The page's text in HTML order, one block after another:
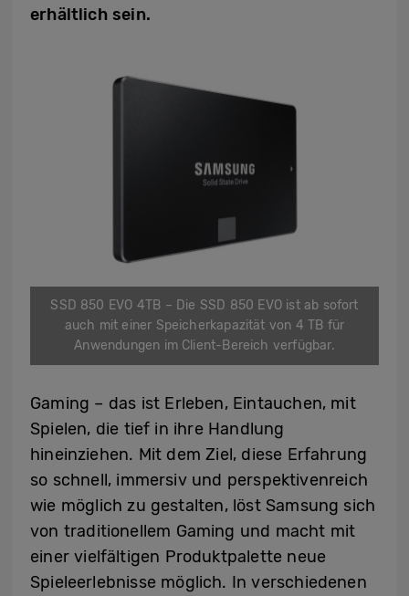
erhältlich sein.
SSD 850 EVO 4TB – Die SSD 850 EVO ist ab sofort
auch mit einer Speicherkapazität von 4 TB für
Anwendungen im Client-Bereich verfügbar.
Gaming – das ist Erleben, Eintauchen, mit
Spielen, die tief in ihre Handlung
hineinziehen. Mit dem Ziel, diese Erfahrung
so schnell, immersiv und perspektivenreich
wie möglich zu gestalten, löst Samsung sich
von traditionellem Gaming und macht mit
einer vielfältigen Produktpalette neue
Spieleerlebnisse möglich. In verschiedenen